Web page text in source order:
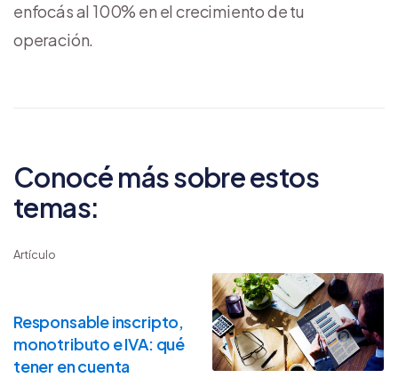
enfocás al 100% en el crecimiento de tu
operación.
Conocé más sobre estos
temas:
Artículo
Responsable inscripto,
monotributo e IVA: qué
tener en cuenta